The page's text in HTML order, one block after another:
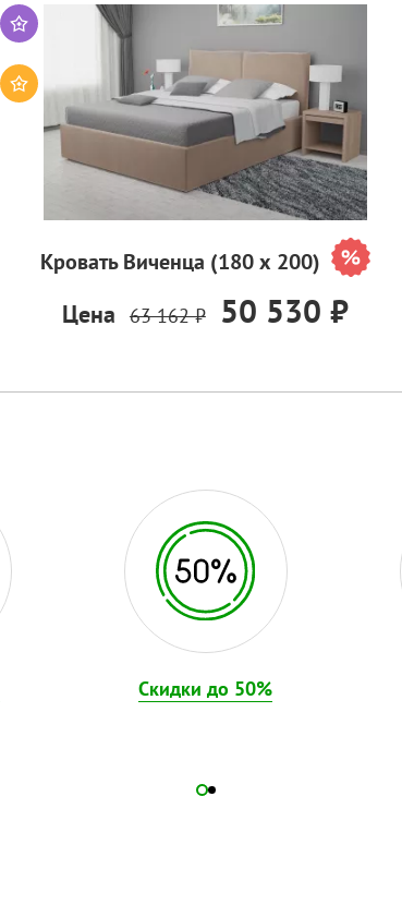
Кровать Виченца (180 х 200)
Цена 63 162 ₽ 50 530 ₽
Скидки до 50%